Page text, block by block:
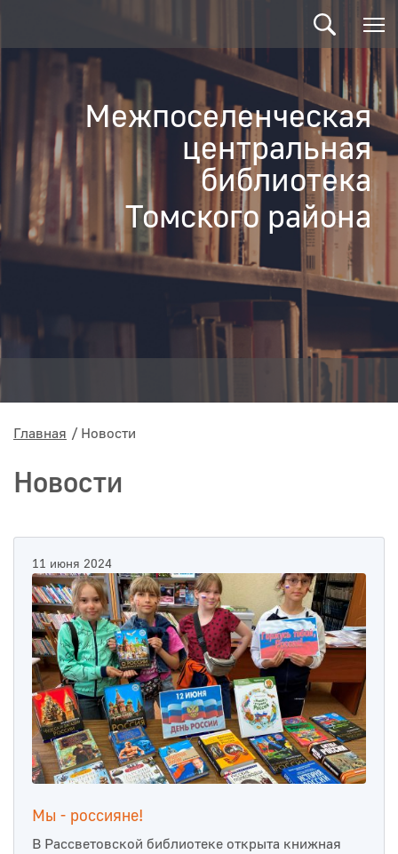
Межпоселенческая
центральная
библиотека
Томского района
Главная Новости
Новости
11 июня 2024
Мы - россияне!
В Рассветовской библиотеке открыта книжная